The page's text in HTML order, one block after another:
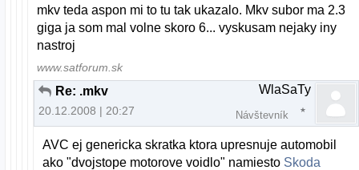
mkv teda aspon mi to tu tak ukazalo. Mkv subor ma 2.3
giga ja som mal volne skoro 6... vyskusam nejaky iny
nastroj
www.satforum.sk
Re: .mkv
20.12.2008 | 20:27
WlaSaTy
Návštevník
AVC ej genericka skratka ktora upresnuje automobil
ako "dvojstope motorove voidlo" namiesto Skoda